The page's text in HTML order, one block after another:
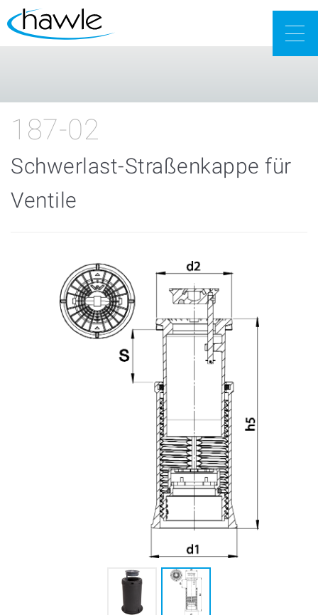
187-02
Schwerlast-Straßenkappe für
Ventile